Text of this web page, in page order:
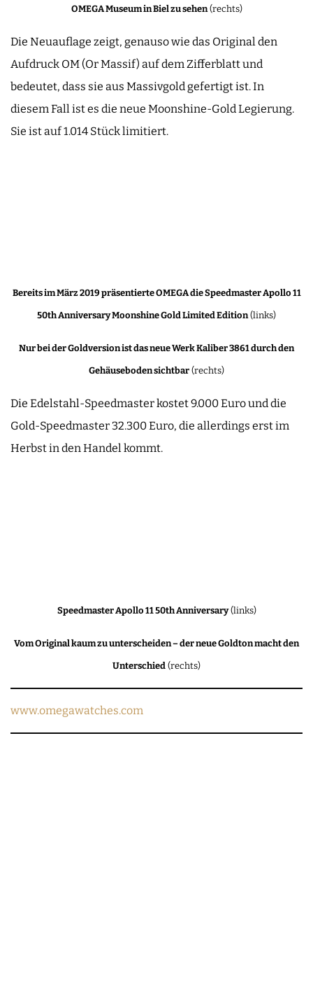
OMEGA Museum in Biel zu sehen(rechts)
Die Neuauflage zeigt, genauso wie das Original den
Aufdruck OM (Or Massif) auf dem Zifferblatt und
bedeutet, dass sie aus Massivgold gefertigt ist. In
diesem Fall ist es die neue Moonshine-Gold Legierung.
Sie ist auf 1.014 Stück limitiert.
Bereits im März 2019 präsentierte OMEGA die Speedmaster Apollo 11
50th Anniversary Moonshine Gold Limited Edition(links)
Nur bei der Goldversion ist das neue Werk Kaliber 3861 durch den
Gehäuseboden sichtbar (rechts)
Die Edelstahl-Speedmaster kostet 9.000 Euro und die
Gold-Speedmaster 32.300 Euro, die allerdings erst im
Herbst in den Handel kommt.
Speedmaster Apollo 11 50th Anniversary(links)
Vom Original kaum zu unterscheiden – der neue Goldton macht den
Unterschied (rechts)
www.omegawatches.com